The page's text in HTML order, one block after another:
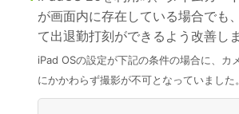
が画面内に存在している場合でも
て出退勤打刻ができるよう改善し
iPad OSの設定が下記の条件の場合に、カ
にかかわらず撮影が不可となっていました。